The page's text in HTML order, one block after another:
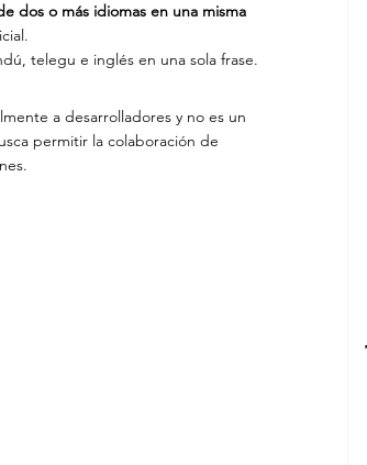
dos o más idiomas en una misma
telegu e inglés en una sola frase.
a desarrolladores y no es un
permitir la colaboración de